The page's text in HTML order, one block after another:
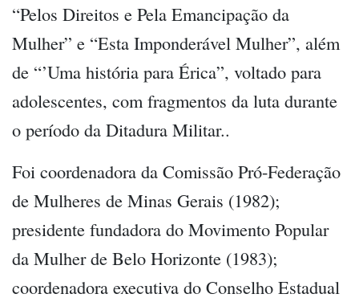
“Pelos Direitos e Pela Emancipação da
Mulher” e “Esta Imponderável Mulher”, além
de “’Uma história para Érica”, voltado para
adolescentes, com fragmentos da luta durante
o período da Ditadura Militar..
Foi coordenadora da Comissão Pró-Federação
de Mulheres de Minas Gerais (1982);
presidente fundadora do Movimento Popular
da Mulher de Belo Horizonte (1983);
coordenadora executiva do Conselho Estadual